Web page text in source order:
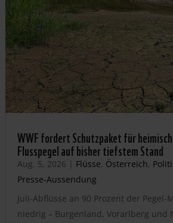
WWF fordert Schutzpaket für
Flusspegel auf bisher tiefstem Stand
Aug. 5, 2026 | Flüsse, Österreich,
Presse-Aussendung
Juli-Abflüsse an 90 Prozent der Pegel-
niedrig – Burgenland, Vorarlberg und